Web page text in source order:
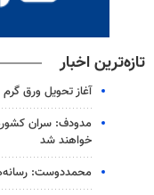
تازه‌ترین اخبار
آغاز تحویل ورق گرم
مدودف: سران
خواهند شد
محمددوست: